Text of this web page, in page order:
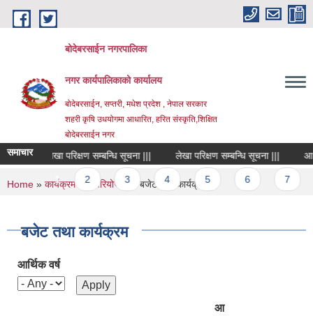
Skip to main content
बोदेबरसाईन नगरपालिका
नगर कार्यपालिकाको कार्यालय
बोदेबरसाईन, सप्तरी, मधेश प्रदेश , नेपाल सरकार
शहरी कृषि उधयोगमा आधारित, हरित संस्कृति,शिक्षित
बोदेबरसाईन नगर
समाचारलेखा परिक्षण सम्बन्धि सूचना ||| लेखा परिक्षण सम्बन्धि सूचना |||
Pages
2 3 4 5
You are here
Home » कार्यक्रम तथा परियोजना» बजेट तथा कार्यक्रम
बजेट तथा कार्यक्रम
आर्थिक वर्ष
आ